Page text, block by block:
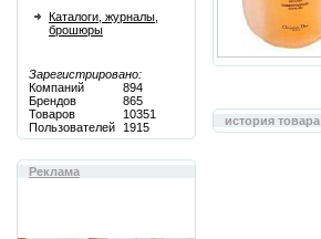
Каталоги, журналы,
брошюры
Зарегистрировано:
Компаний
894
Брендов
865
Товаров
10351
Пользователей
1915
Реклама
история товара